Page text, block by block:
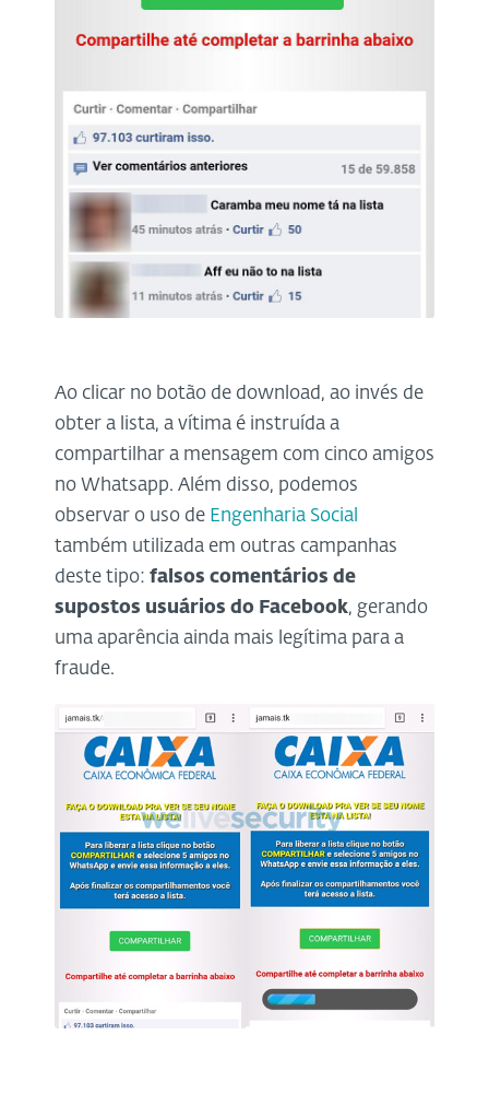
Ao clicar no botão de download, ao invés de
obter a lista, a vítima é instruída a
compartilhar a mensagem com cinco amigos
no Whatsapp. Além disso, podemos
observar o uso de Engenharia Social
também utilizada em outras campanhas
deste tipo: falsos comentários de
supostos usuários do Facebook, gerando
uma aparência ainda mais legítima para a
fraude.